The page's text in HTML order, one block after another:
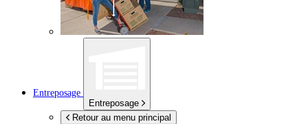
Entreposage
Entreposage
Retour au menu principal